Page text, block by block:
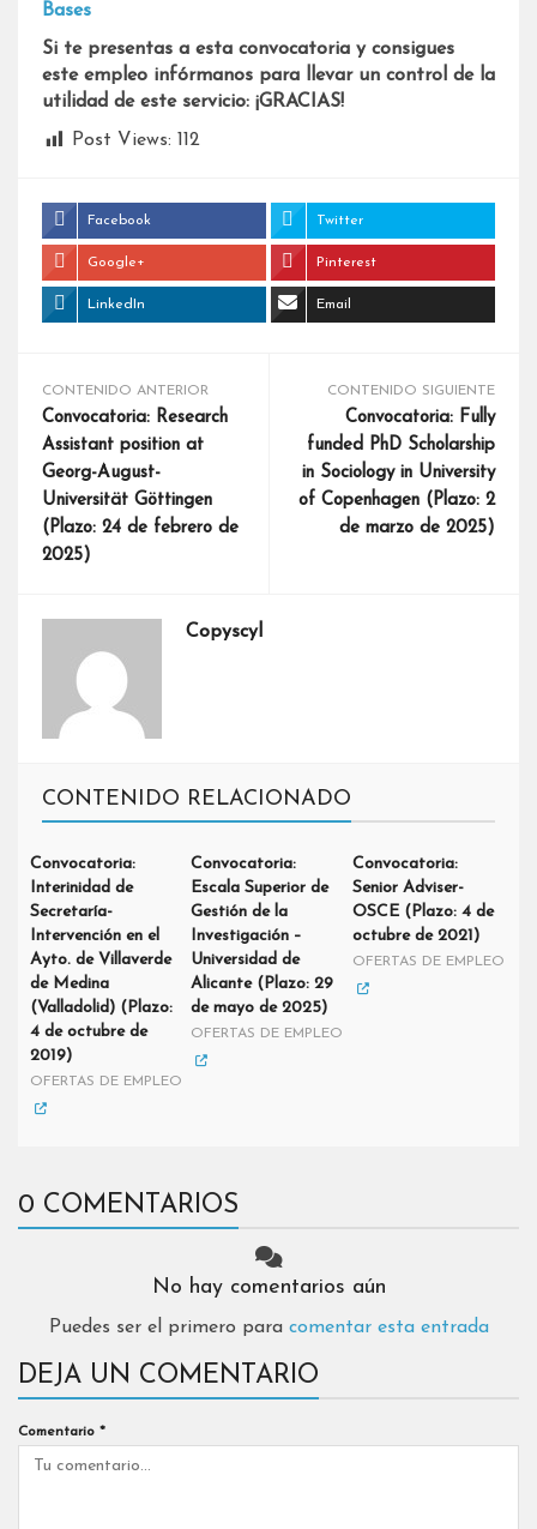
Bases
Si te presentas a esta convocatoria y consigues
este empleo infórmanos para llevar un control de la
utilidad de este servicio: ¡GRACIAS!
Post Views: 112
Facebook Twitter
Google+ Pinterest
LinkedIn Email
CONTENIDO ANTERIOR
Convocatoria: Research
Assistant position at
Georg-August-
Universität Göttingen
(Plazo: 24 de febrero de
2025)
CONTENIDO SIGUIENTE
Convocatoria: Fully
funded PhD Scholarship
in Sociology in University
of Copenhagen (Plazo: 2
de marzo de 2025)
Copyscyl
CONTENIDO RELACIONADO
Convocatoria:
Interinidad de
Secretaría-
Intervención en el
Ayto. de Villaverde
de Medina
(Valladolid) (Plazo:
4 de octubre de
2019)
OFERTAS DE EMPLEO
Convocatoria:
Escala Superior de
Gestión de la
Investigación –
Universidad de
Alicante (Plazo: 29
de mayo de 2025)
OFERTAS DE EMPLEO
Convocatoria:
Senior Adviser-
OSCE (Plazo: 4 de
octubre de 2021)
OFERTAS DE EMPLEO
0 COMENTARIOS
No hay comentarios aún
Puedes ser el primero para comentar esta entrada
DEJA UN COMENTARIO
Comentario *